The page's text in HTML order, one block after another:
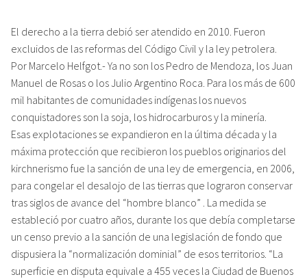
El derecho a la tierra debió ser atendido en 2010. Fueron
excluidos de las reformas del Código Civil y la ley petrolera.
Por Marcelo Helfgot.- Ya no son los Pedro de Mendoza, los Juan
Manuel de Rosas o los Julio Argentino Roca. Para los más de 600
mil habitantes de comunidades indígenas los nuevos
conquistadores son la soja, los hidrocarburos y la minería.
Esas explotaciones se expandieron en la última década y la
máxima protección que recibieron los pueblos originarios del
kirchnerismo fue la sanción de una ley de emergencia, en 2006,
para congelar el desalojo de las tierras que lograron conservar
tras siglos de avance del “hombre blanco” . La medida se
estableció por cuatro años, durante los que debía completarse
un censo previo a la sanción de una legislación de fondo que
dispusiera la “normalización dominial” de esos territorios. “La
superficie en disputa equivale a 455 veces la Ciudad de Buenos